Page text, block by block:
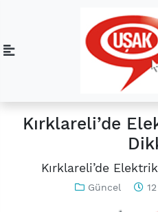
Kırklareli’de
Kırklareli’de
Güncel